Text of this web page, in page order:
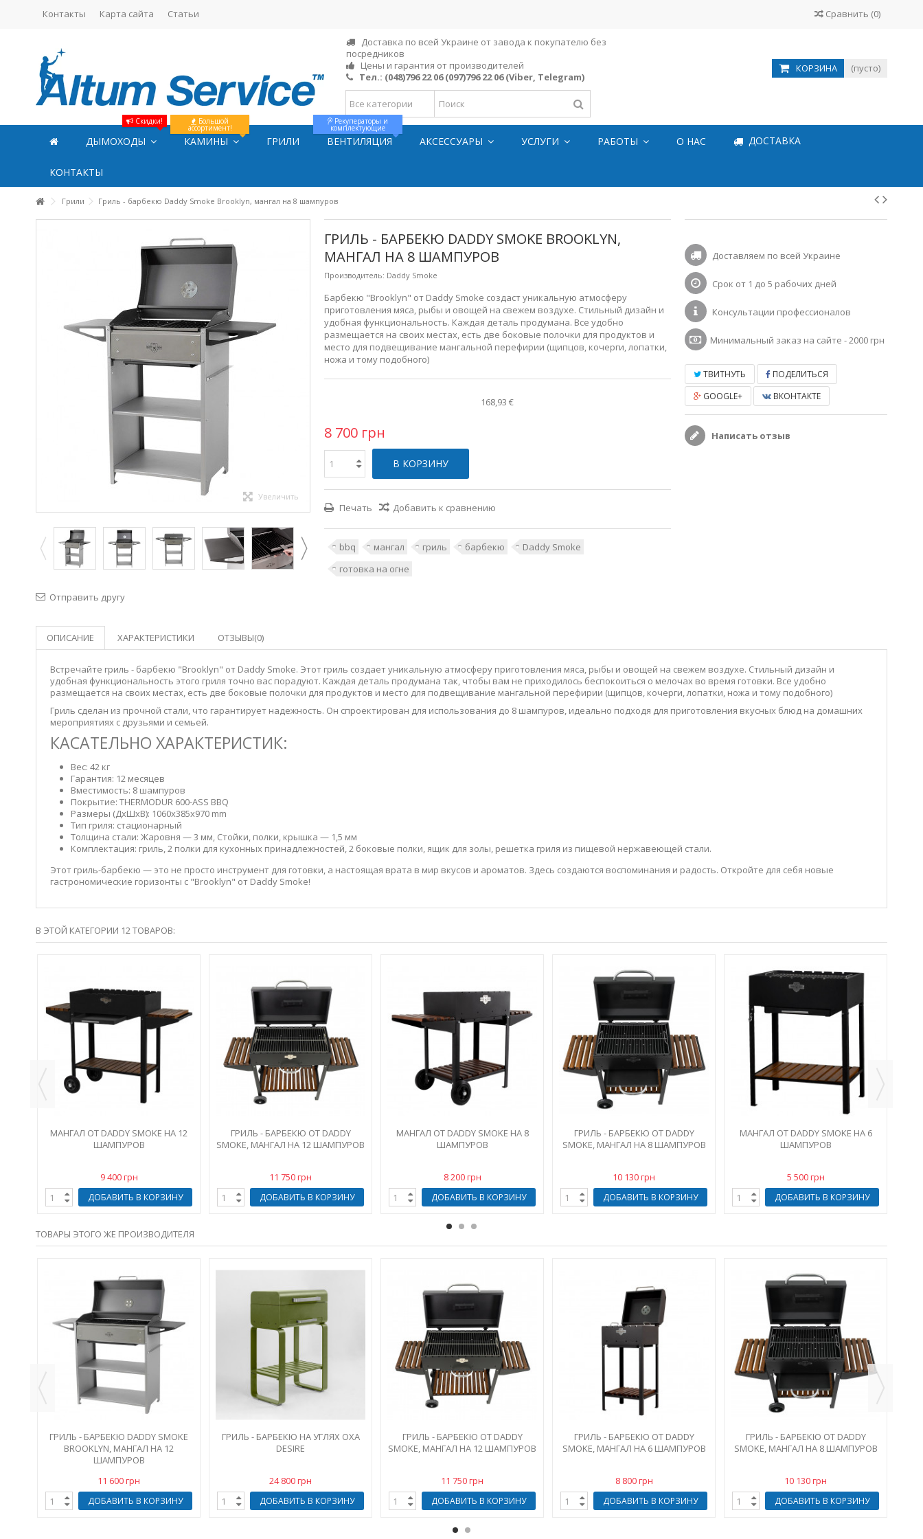
Контакты Карта сайта Статьи Сравнить (0)
Доставка по всей Украине от завода к покупателю без
посредников
Цены и гарантия от производителей
Тел.: (048)796 22 06 (097)796 22 06 (Viber, Telegram)
КОРЗИНА (пусто)
ДЫМОХОДЫ
Скидки!
КАМИНЫ
Большой
ассортимент!
ГРИЛИ ВЕНТИЛЯЦИЯ
Рекуператоры и
комплектующие
АКСЕССУАРЫ УСЛУГИ РАБОТЫ О НАС ДОСТАВКА
КОНТАКТЫ
Грили Гриль - барбекю Daddy Smoke Brooklyn, мангал на 8 шампуров
Увеличить
Отправить другу
ГРИЛЬ - БАРБЕКЮ DADDY SMOKE BROOKLYN,
МАНГАЛ НА 8 ШАМПУРОВ
Производитель: Daddy Smoke
Барбекю "Brooklyn" от Daddy Smoke создаст уникальную атмосферу
приготовления мяса, рыбы и овощей на свежем воздухе. Стильный дизайн и
удобная функциональность. Каждая деталь продумана. Все удобно
размещается на своих местах, есть две боковые полочки для продуктов и
место для подвещивание мангальной перефирии (щипцов, кочерги, лопатки,
ножа и тому подобного)
168,93 €
8 700 грн
В КОРЗИНУ
Печать Добавить к сравнению
bbq мангал гриль барбекю
Daddy Smoke
готовка на огне
Доставляем по всей Украине
Срок от 1 до 5 рабочих дней
Консультации профессионалов
Минимальный заказ на сайте - 2000 грн
ТВИТНУТЬ
ПОДЕЛИТЬСЯ
GOOGLE+
ВКОНТАКТЕ
Написать отзыв
ОПИСАНИЕ ХАРАКТЕРИСТИКИ ОТЗЫВЫ(0)
Встречайте гриль - барбекю "Brooklyn" от Daddy Smoke. Этот гриль создает уникальную атмосферу приготовления мяса, рыбы и овощей на свежем воздухе. Стильный дизайн и
удобная функциональность этого гриля точно вас порадуют. Каждая деталь продумана так, чтобы вам не приходилось беспокоиться о мелочах во время готовки. Все удобно
размещается на своих местах, есть две боковые полочки для продуктов и место для подвещивание мангальной перефирии (щипцов, кочерги, лопатки, ножа и тому подобного)
Гриль сделан из прочной стали, что гарантирует надежность. Он спроектирован для использования до 8 шампуров, идеально подходя для приготовления вкусных блюд на домашних
мероприятиях с друзьями и семьей.
КАСАТЕЛЬНО ХАРАКТЕРИСТИК:
Вес: 42 кг
Гарантия: 12 месяцев
Вместимость: 8 шампуров
Покрытие: THERMODUR 600-ASS BBQ
Размеры (ДхШхВ): 1060х385х970 mm
Тип гриля: стационарный
Толщина стали: Жаровня — 3 мм, Стойки, полки, крышка — 1,5 мм
Комплектация: гриль, 2 полки для кухонных принадлежностей, 2 боковые полки, ящик для золы, решетка гриля из пищевой нержавеющей стали.
Этот гриль-барбекю — это не просто инструмент для готовки, а настоящая врата в мир вкусов и ароматов. Здесь создаются воспоминания и радость. Откройте для себя новые
гастрономические горизонты с "Brooklyn" от Daddy Smoke!
В ЭТОЙ КАТЕГОРИИ 12 ТОВАРОВ:
МАНГАЛ ОТ DADDY SMOKE НА 12
ШАМПУРОВ
9 400 грн
ДОБАВИТЬ В КОРЗИНУ
ГРИЛЬ - БАРБЕКЮ ОТ DADDY
SMOKE, МАНГАЛ НА 12 ШАМПУРОВ
11 750 грн
ДОБАВИТЬ В КОРЗИНУ
МАНГАЛ ОТ DADDY SMOKE НА 8
ШАМПУРОВ
8 200 грн
ДОБАВИТЬ В КОРЗИНУ
ГРИЛЬ - БАРБЕКЮ ОТ DADDY
SMOKE, МАНГАЛ НА 8 ШАМПУРОВ
10 130 грн
ДОБАВИТЬ В КОРЗИНУ
МАНГАЛ ОТ DADDY SMOKE НА 6
ШАМПУРОВ
5 500 грн
ДОБАВИТЬ В КОРЗИНУ
ТОВАРЫ ЭТОГО ЖЕ ПРОИЗВОДИТЕЛЯ
ГРИЛЬ - БАРБЕКЮ DADDY SMOKE
BROOKLYN, МАНГАЛ НА 12
ШАМПУРОВ
11 600 грн
ДОБАВИТЬ В КОРЗИНУ
ГРИЛЬ - БАРБЕКЮ НА УГЛЯХ OXA
DESIRE
24 800 грн
ДОБАВИТЬ В КОРЗИНУ
ГРИЛЬ - БАРБЕКЮ ОТ DADDY
SMOKE, МАНГАЛ НА 12 ШАМПУРОВ
11 750 грн
ДОБАВИТЬ В КОРЗИНУ
ГРИЛЬ - БАРБЕКЮ ОТ DADDY
SMOKE, МАНГАЛ НА 6 ШАМПУРОВ
8 800 грн
ДОБАВИТЬ В КОРЗИНУ
ГРИЛЬ - БАРБЕКЮ ОТ DADDY
SMOKE, МАНГАЛ НА 8 ШАМПУРОВ
10 130 грн
ДОБАВИТЬ В КОРЗИНУ